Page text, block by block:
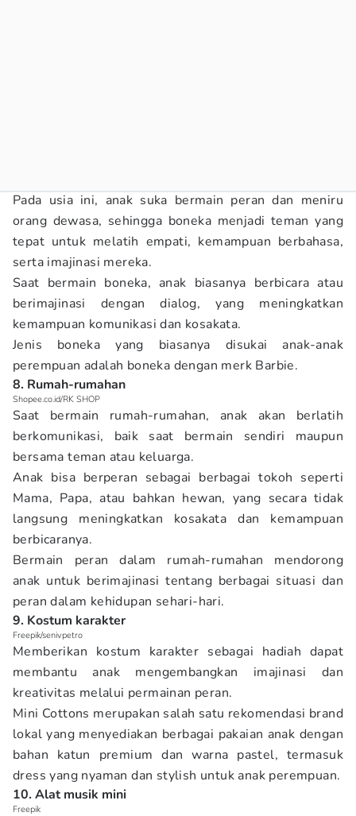
Pada usia ini, anak suka bermain peran dan meniru
orang dewasa, sehingga boneka menjadi teman yang
tepat untuk melatih empati, kemampuan berbahasa,
serta imajinasi mereka.
Saat bermain boneka, anak biasanya berbicara atau
berimajinasi dengan dialog, yang meningkatkan
kemampuan komunikasi dan kosakata.
Jenis boneka yang biasanya disukai anak-anak
perempuan adalah boneka dengan merk Barbie.
8. Rumah-rumahan
Shopee.co.id/RK SHOP
Saat bermain rumah-rumahan, anak akan berlatih
berkomunikasi, baik saat bermain sendiri maupun
bersama teman atau keluarga.
Anak bisa berperan sebagai berbagai tokoh seperti
Mama, Papa, atau bahkan hewan, yang secara tidak
langsung meningkatkan kosakata dan kemampuan
berbicaranya.
Bermain peran dalam rumah-rumahan mendorong
anak untuk berimajinasi tentang berbagai situasi dan
peran dalam kehidupan sehari-hari.
9. Kostum karakter
Freepik/senivpetro
Memberikan kostum karakter sebagai hadiah dapat
membantu anak mengembangkan imajinasi dan
kreativitas melalui permainan peran.
Mini Cottons merupakan salah satu rekomendasi brand
lokal yang menyediakan berbagai pakaian anak dengan
bahan katun premium dan warna pastel, termasuk
dress yang nyaman dan stylish untuk anak perempuan.
10. Alat musik mini
Freepik